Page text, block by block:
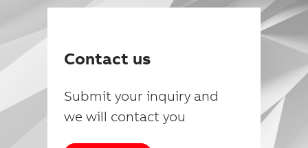
Contact us
Submit your inquiry and
we will contact you